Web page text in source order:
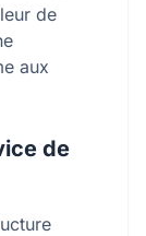
de
aux
de